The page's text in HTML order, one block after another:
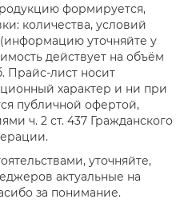
формируется,
количества, условий
уточняйте у
действует на объём
Прайс-лист носит
характер и ни при
публичной офертой,
ч. 2 ст. 437 Гражданского
уточняйте,
актуальные на
за понимание.